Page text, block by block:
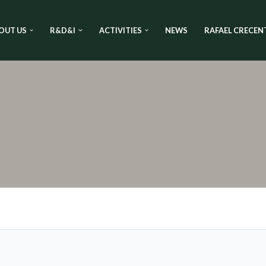
US R&D&I ACTIVITIES NEWS RAFAEL